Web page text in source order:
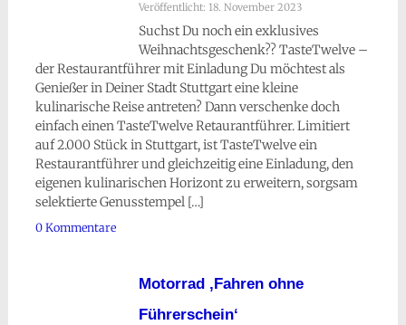
Veröffentlicht: 18. November 2023
Suchst Du noch ein exklusives
Weihnachtsgeschenk?? TasteTwelve –
der Restaurantführer mit Einladung Du möchtest als
Genießer in Deiner Stadt Stuttgart eine kleine
kulinarische Reise antreten? Dann verschenke doch
einfach einen TasteTwelve Retaurantführer. Limitiert
auf 2.000 Stück in Stuttgart, ist TasteTwelve ein
Restaurantführer und gleichzeitig eine Einladung, den
eigenen kulinarischen Horizont zu erweitern, sorgsam
selektierte Genusstempel […]
0 Kommentare
Motorrad ‚Fahren ohne
Führerschein‘